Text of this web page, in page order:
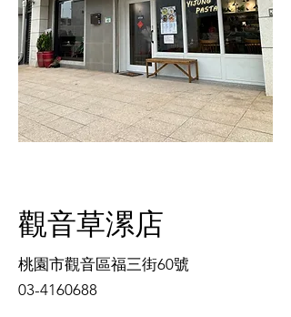
觀音草漯店
桃園市觀音區福三街60號
03-4160688